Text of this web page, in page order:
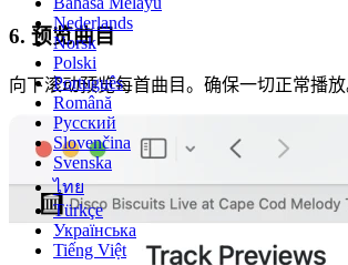
Nederlands
Norsk
Polski
Português
Română
Русский
Slovenčina
Svenska
ไทย
Türkçe
Українська
Tiếng Việt
6. 预览曲目
向下滚动预览每首曲目。确保一切正常播放